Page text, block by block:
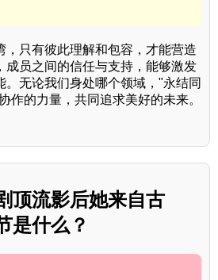
，只有彼此理解和包容，才能营造
成员之间的信任与支持，能够激发
。无论我们身处哪个领域，"永结同
作的力量，共同追求美好的未来。
顶流影后她来自古
是什么？